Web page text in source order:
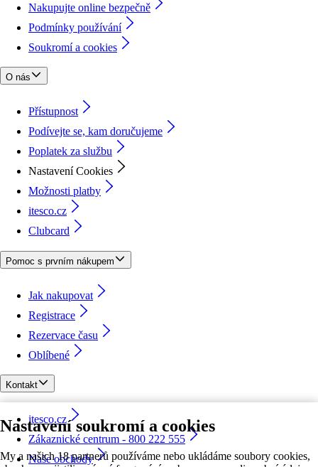
Nastavení soukromí a cookies
My a našich 18 partnerů používáme nebo ukládáme soubory cookies,
Nakupujte online bezpečně
Podmínky používání
Soukromí a cookies
O nás
Přístupnost
Podívejte se, kam doručujeme
Poplatek za službu
Nastavení Cookies
Možnosti platby
itesco.cz
Clubcard
Pomoc s prvním nákupem
Jak nakupovat
Registrace
Rezervace času
Oblíbené
Kontakt
itesco.cz
Zákaznické centrum - 800 222 555
Naše obchody